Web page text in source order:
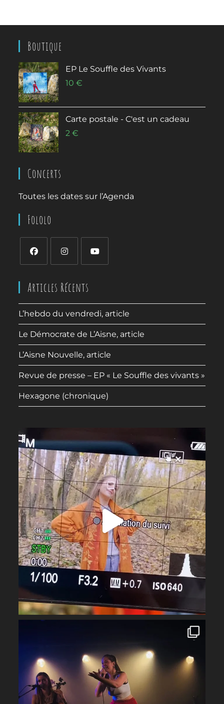
Boutique
EP Le Souffle des Vivants
10€
Carte postale - C'est un cadeau
2€
Concerts
Toutes les dates sur l’Agenda
Fololo
Articles Récents
L’hebdo du vendredi, article
Le Démocrate de L’Aisne, article
L’Aisne Nouvelle, article
Revue de presse – EP « Le Souffle des vivants »
Hexagone (chronique)